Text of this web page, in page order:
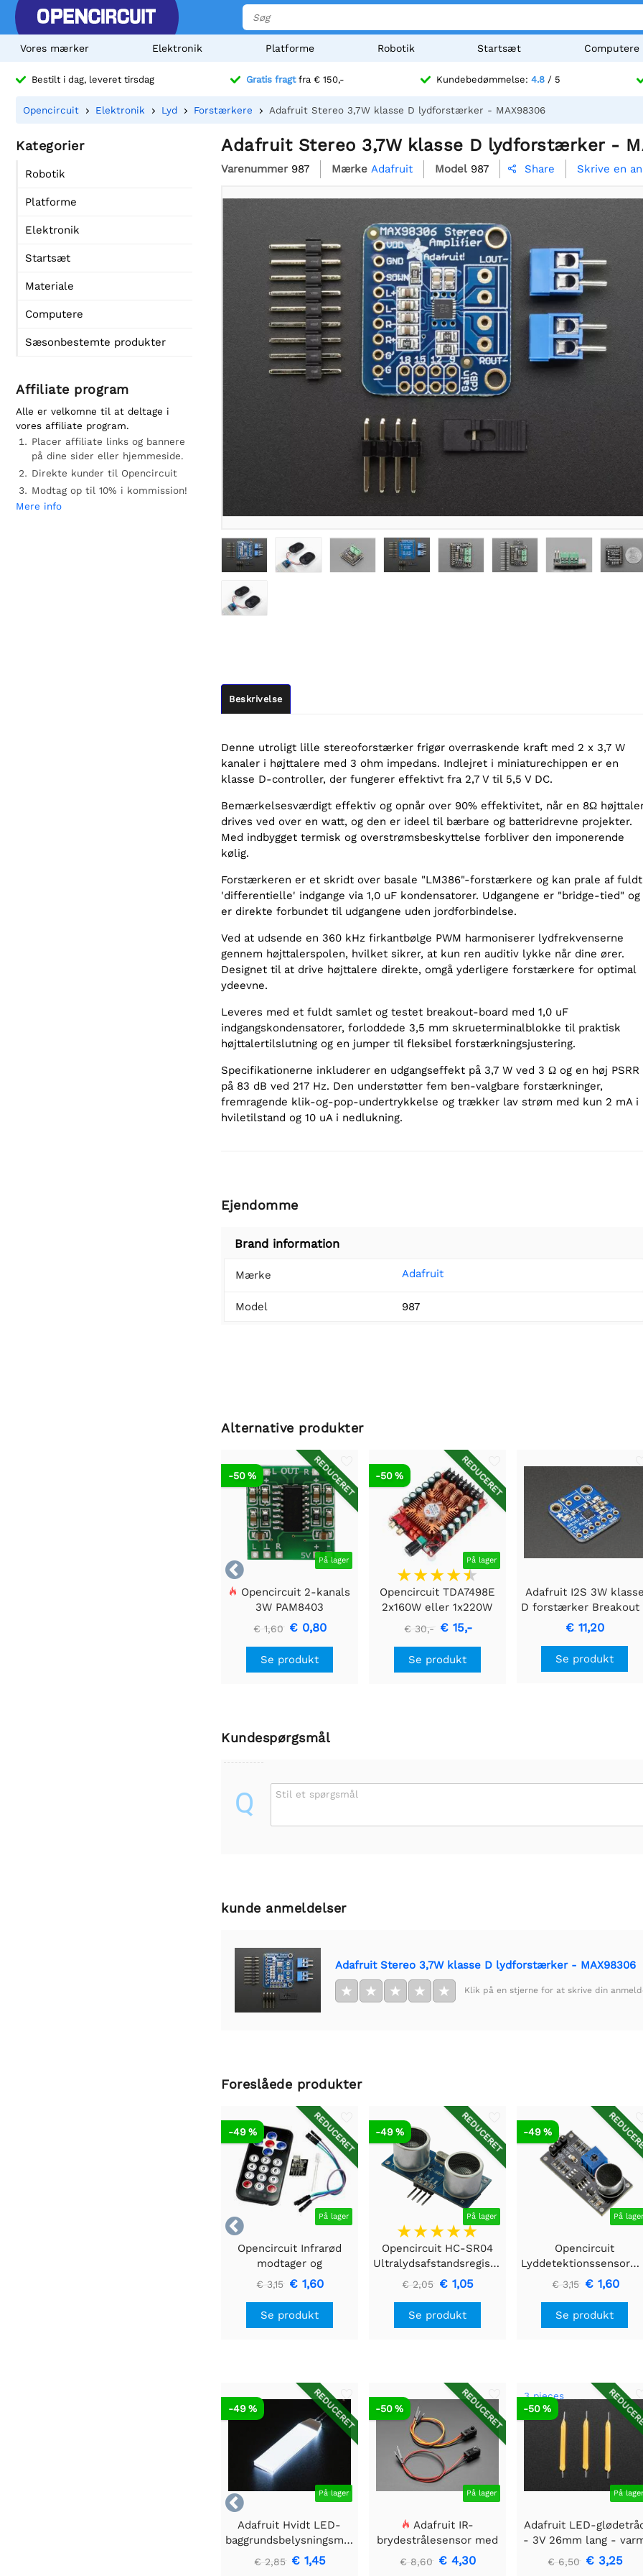
Vores mærker Elektronik Platforme Robotik Startsæt Computere
Bestilt i dag, leveret tirsdag Gratis fragtfra € 150,- Kundebedømmelse: 4.8 / 5
Opencircuit Elektronik Lyd Forstærkere Adafruit Stereo 3,7W klasse D lydforstærker - MAX98306
Kategorier
Robotik
Platforme
Elektronik
Startsæt
Materiale
Computere
Sæsonbestemte produkter
Affiliate program
Alle er velkomne til at deltage i
vores affiliate program.
Placer affiliate links og bannere
på dine sider eller hjemmeside.
Direkte kunder til Opencircuit
Modtag op til 10% i kommission!
Mere info
Adafruit Stereo 3,7W klasse D lydforstærker -
Varenummer 987 Mærke Adafruit Model 987  Share Skrive en
Beskrivelse
Denne utroligt lille stereoforstærker frigør overraskende kraft med 2 x 3,7 W
kanaler i højttalere med 3 ohm impedans. Indlejret i miniaturechippen er en
klasse D-controller, der fungerer effektivt fra 2,7 V til 5,5 V DC.
Bemærkelsesværdigt effektiv og opnår over 90% effektivitet, når en 8Ω
drives ved over en watt, og den er ideel til bærbare og batteridrevne projekter.
Med indbygget termisk og overstrømsbeskyttelse forbliver den imponerende
kølig.
Forstærkeren er et skridt over basale "LM386"-forstærkere og kan prale af fuldt
'differentielle' indgange via 1,0 uF kondensatorer. Udgangene er "bridge-tied" og
er direkte forbundet til udgangene uden jordforbindelse.
Ved at udsende en 360 kHz firkantbølge PWM harmoniserer lydfrekvenserne
gennem højttalerspolen, hvilket sikrer, at kun ren auditiv lykke når dine ører.
Designet til at drive højttalere direkte, omgå yderligere forstærkere for optimal
ydeevne.
Leveres med et fuldt samlet og testet breakout-board med 1,0 uF
indgangskondensatorer, forloddede 3,5 mm skrueterminalblokke til praktisk
højttalertilslutning og en jumper til fleksibel forstærkningsjustering.
Specifikationerne inkluderer en udgangseffekt på 3,7 W ved 3 Ω og en høj PSRR
på 83 dB ved 217 Hz. Den understøtter fem ben-valgbare forstærkninger,
fremragende klik-og-pop-undertrykkelse og trækker lav strøm med kun 2 mA i
hviletilstand og 10 uA i nedlukning.
Ejendomme
Brand information
Mærke Adafruit
Model 987
Alternative produkter

REDUCERET
På lager
-50 %
Opencircuit 2-kanals
3W PAM8403
lydforstærkermodul
€ 1,60 € 0,80
Se produkt
REDUCERET
På lager
-50 %
Opencircuit TDA7498E
2x160W eller 1x220W
lydforstærker
€ 30,- € 15,-
Se produkt
Adafruit I2S 3W klasse
D forstærker Breakout
MAX98357A
€ 11,20
Se produkt
Kundespørgsmål
Q Stil et spørgsmål
kunde anmeldelser
Adafruit Stereo 3,7W klasse D lydforstærker - MAX98306
★ ★ ★ ★ ★ Klik på en stjerne for at skrive din
Foreslåede produkter

REDUCERET
På lager
-49 %
Opencircuit Infrarød
modtager og
fjernbetjeningssæt
€ 3,15 € 1,60
Se produkt
REDUCERET
På lager
-49 %
Opencircuit HC-SR04
Ultralydsafstandsregistreringsmodul
€ 2,05 € 1,05
Se produkt
På lager
-49 %
Opencircuit
Lyddetektionssensormodul
€ 3,15 € 1,60
Se produkt

REDUCERET
På lager
-49 %
Adafruit Hvidt LED-
baggrundsbelysningsmodul
- Lille 12mm x 40mm
€ 2,85 € 1,45
REDUCERET
På lager
-50 %
Adafruit IR-
brydestrålesensor med
premium ledningsstuds
- 5 mm LED'er
€ 8,60 € 4,30
3 pieces
På
-50 %
Adafruit LED-
- 3V 26mm lang -
hvid 3-pak
€ 6,50 € 3,25